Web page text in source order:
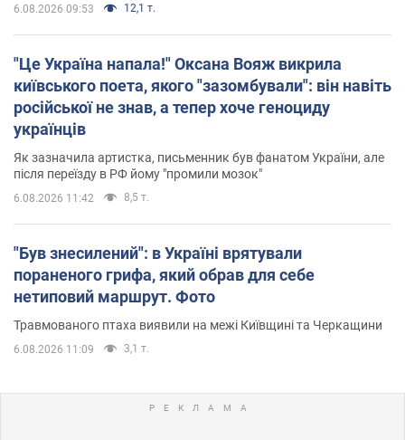
6.08.2026 09:53 12,1 т.
"Це Україна напала!" Оксана Вояж викрила
київського поета, якого "зазомбували": він навіть
російської не знав, а тепер хоче геноциду
українців
Як зазначила артистка, письменник був фанатом України, але
після переїзду в РФ йому "промили мозок"
6.08.2026 11:42 8,5 т.
"Був знесилений": в Україні врятували
пораненого грифа, який обрав для себе
нетиповий маршрут. Фото
Травмованого птаха виявили на межі Київщині та Черкащини
6.08.2026 11:09 3,1 т.